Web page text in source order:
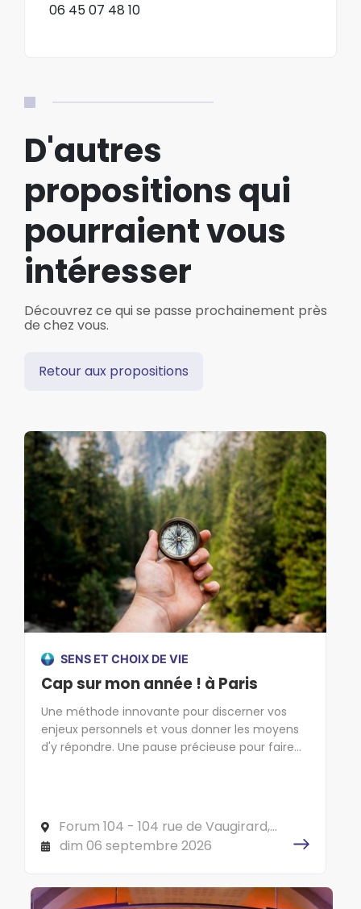
06 45 07 48 10
D'autres
propositions qui
pourraient vous
intéresser
Découvrez ce qui se passe prochainement près
de chez vous.
Retour aux propositions
SENS ET CHOIX DE VIE
Cap sur mon année ! à Paris
Une méthode innovante pour discerner vos
enjeux personnels et vous donner les moyens
d'y répondre. Une pause précieuse pour faire
Forum 104 - 104 rue de Vaugirard,
75006 PARIS
dim 06 septembre 2026